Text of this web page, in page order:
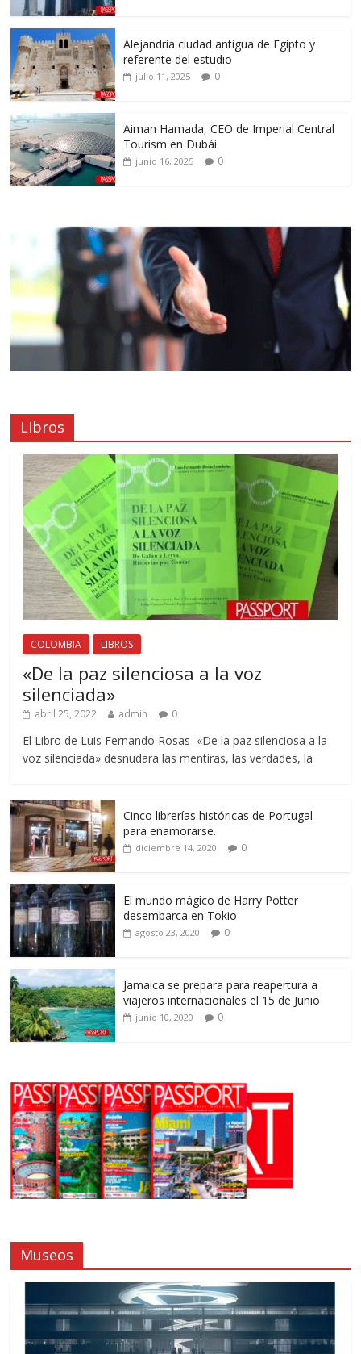
Alejandría ciudad antigua de Egipto y
referente del estudio
julio 11, 2025 0
Aiman Hamada, CEO de Imperial Central
Tourism en Dubái
junio 16, 2025 0
Libros
COLOMBIA LIBROS
«De la paz silenciosa a la voz
silenciada»
abril 25, 2022 admin 0
El Libro de Luis Fernando Rosas «De la paz silenciosa a la
voz silenciada» desnudara las mentiras, las verdades, la
Cinco librerías históricas de Portugal
para enamorarse.
diciembre 14, 2020 0
El mundo mágico de Harry Potter
desembarca en Tokio
agosto 23, 2020 0
Jamaica se prepara para reapertura a
viajeros internacionales el 15 de Junio
junio 10, 2020 0
Museos